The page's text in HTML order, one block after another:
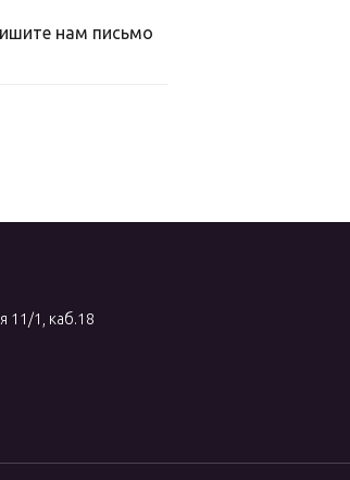
нам письмо
11/1, каб.18